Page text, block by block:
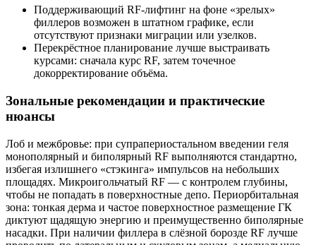
Поддерживающий RF‑лифтинг на фоне «зрелых»
филлеров возможен в штатном графике, если
отсутствуют признаки миграции или узелков.
Перекрёстное планирование лучше выстраивать
курсами: сначала курс RF, затем точечное
докорректирование объёма.
Зональные рекомендации и практические
нюансы
Лоб и межбровье: при супрапериостальном введении геля
монополярный и биполярный RF выполняются стандартно,
избегая излишнего «стэкинга» импульсов на небольших
площадях. Микроигольчатый RF — с контролем глубины,
чтобы не попадать в поверхностные депо. Периорбитальная
зона: тонкая дерма и частое поверхностное размещение ГК
диктуют щадящую энергию и преимущественно биполярные
насадки. При наличии филлера в слёзной борозде RF лучше